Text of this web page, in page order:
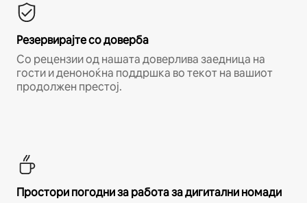
Резервирајте со доверба
Со рецензии од нашата доверлива заедница на
гости и деноноќна поддршка во текот на вашиот
продолжен престој.
Простори погодни за работа за дигитални номади